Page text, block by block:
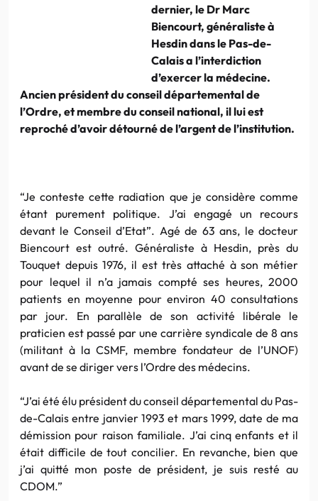
dernier, le Dr Marc
Biencourt, généraliste à
Hesdin dans le Pas-de-
Calais a l’interdiction
d’exercer la médecine.
Ancien président du conseil départemental de
l’Ordre, et membre du conseil national, il lui est
reproché d’avoir détourné de l’argent de l’institution.
“Je conteste cette radiation que je considère comme
étant purement politique. J’ai engagé un recours
devant le Conseil d’Etat”. Agé de 63 ans, le docteur
Biencourt est outré. Généraliste à Hesdin, près du
Touquet depuis 1976, il est très attaché à son métier
pour lequel il n’a jamais compté ses heures, 2000
patients en moyenne pour environ 40 consultations
par jour. En parallèle de son activité libérale le
praticien est passé par une carrière syndicale de 8 ans
(militant à la CSMF, membre fondateur de l’UNOF)
avant de se diriger vers l’Ordre des médecins.
“J’ai été élu président du conseil départemental du Pas-
de-Calais entre janvier 1993 et mars 1999, date de ma
démission pour raison familiale. J’ai cinq enfants et il
était difficile de tout concilier. En revanche, bien que
j’ai quitté mon poste de président, je suis resté au
CDOM.”